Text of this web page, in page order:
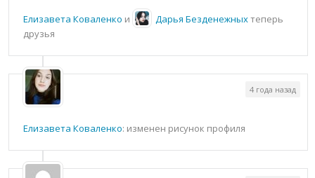
Елизавета Коваленко и Дарья Безденежныхтеперь
друзья
Елизавета Коваленко: изменен рисунок профиля
4 года назад